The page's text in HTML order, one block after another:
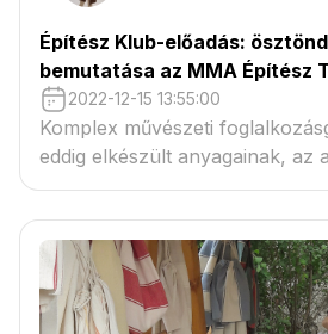
Építész Klub-előadás:
bemutatása az MMA Építész
Építész Klubjában 2022.11.17-én
2022-12-15 13:55:00
Komplex művészeti
eddig elkészült anyagainak, az
feladatoknak, a témákhoz
alkotókkal készült interjúknak
tervezett könyvsorozat
nem utolsó sorban a
célközönségének